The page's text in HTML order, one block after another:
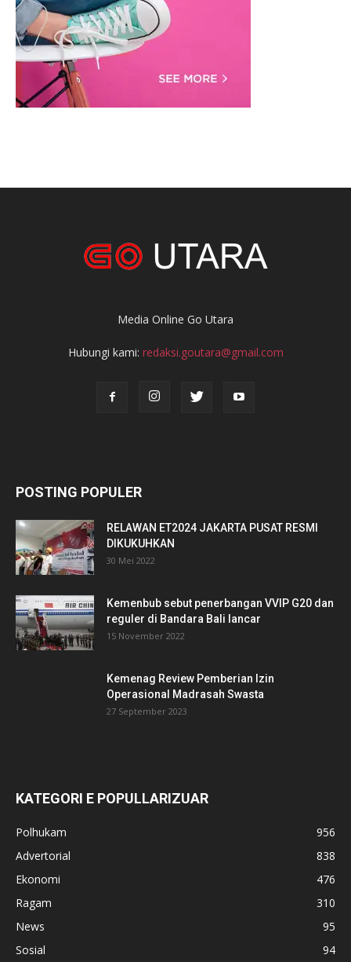
Media Online Go Utara
Hubungi kami: redaksi.goutara@gmail.com
POSTING POPULER
RELAWAN ET2024 JAKARTA PUSAT RESMI
DIKUKUHKAN
30 Mei 2022
Kemenbub sebut penerbangan VVIP G20 dan
reguler di Bandara Bali lancar
15 November 2022
Kemenag Review Pemberian Izin
Operasional Madrasah Swasta
27 September 2023
KATEGORI E POPULLARIZUAR
Polhukam
956
Advertorial
838
Ekonomi
476
Ragam
310
News
95
Sosial
94